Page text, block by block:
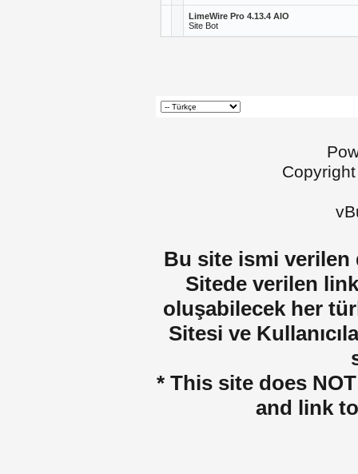
LimeWire Pro 4.13.4 AIO
Site Bot
Bu site ismi verilen
Sitede verilen
oluşabilecek her
Sitesi ve
* This site does
and link